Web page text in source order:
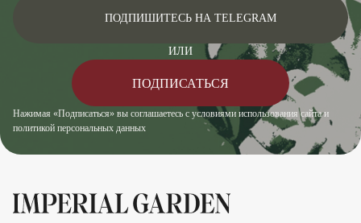
Нажимая «Подписаться» вы соглашаетесь с условиями использования сайта и
политикой персональных данных
ПОДПИШИТЕСЬ НА TELEGRAM
ИЛИ
ПОДПИСАТЬСЯ